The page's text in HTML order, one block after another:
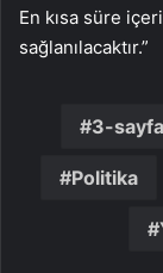
En kısa süre
sağlanılacaktır.”
3-sayfa
Politika